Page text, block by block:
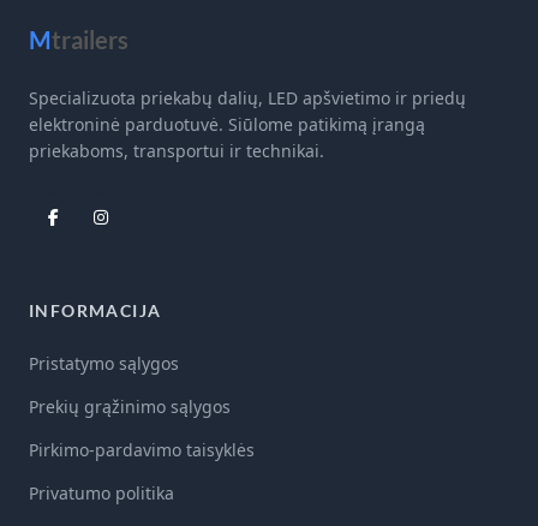
Mtrailers
Specializuota priekabų dalių, LED apšvietimo ir priedų
elektroninė parduotuvė. Siūlome patikimą įrangą
priekaboms, transportui ir technikai.
INFORMACIJA
Pristatymo sąlygos
Prekių grąžinimo sąlygos
Pirkimo-pardavimo taisyklės
Privatumo politika